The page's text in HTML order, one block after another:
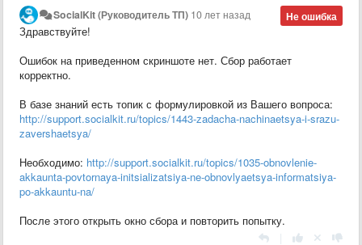
Не ошибка
SocialKit (Руководитель ТП) 10 лет назад
Здравствуйте!
Ошибок на приведенном скриншоте нет. Сбор работает
корректно.
В базе знаний есть топик с формулировкой из Вашего вопроса:
http://support.socialkit.ru/topics/1443-zadacha-nachinaetsya-i-srazu-
zavershaetsya/
Необходимо: http://support.socialkit.ru/topics/1035-obnovlenie-
akkaunta-povtornaya-initsializatsiya-ne-obnovlyaetsya-informatsiya-
po-akkauntu-na/
После этого открыть окно сбора и повторить попытку.